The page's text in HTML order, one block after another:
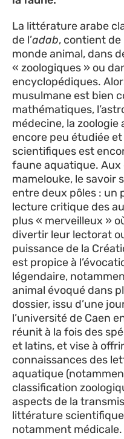
La littérature arabe
de l’adab, contient
monde animal, dans
« zoologiques » ou
encyclopédiques.
musulmane est bien
mathématiques,
médecine, la zoologie
encore peu étudiée
scientifiques est
faune aquatique.
mamelouke, le savoir
entre deux pôles : un
lecture critique des
plus « merveilleux »
divertir leur lectorat
puissance de la
est propice à
légendaire,
animal évoqué dans
dossier, issu d’une
l’université de Caen
réunit à la fois des
et latins, et vise à
connaissances des
aquatique
classification
aspects de la
littérature
notamment médicale.